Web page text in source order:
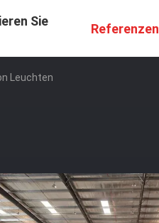
Sie
Referenzen
Leuchten